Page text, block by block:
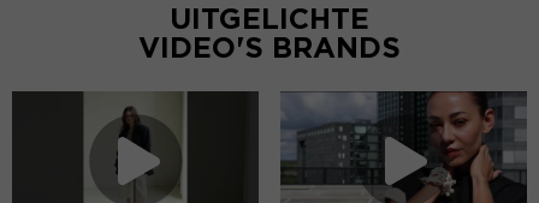
UITGELICHTE
VIDEO'S BRANDS